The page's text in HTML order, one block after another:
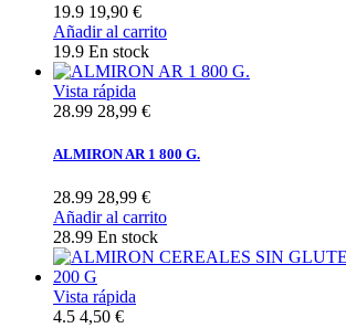
19.9 19,90 €
Añadir al carrito
19.9 En stock
Vista rápida
28.99 28,99 €
ALMIRON AR 1 800 G.
28.99 28,99 €
Añadir al carrito
28.99 En stock
Vista rápida
4.5 4,50 €